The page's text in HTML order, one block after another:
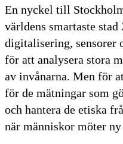
En nyckel till
världens smartaste stad
digitalisering,
för att analysera stora
av invånarna. Men för
för de mätningar som
och hantera de etiska
när människor möter